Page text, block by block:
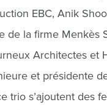
EBC, Anik
de la firme Menkès
Architectes et
et présidente
trio s’ajoutent des